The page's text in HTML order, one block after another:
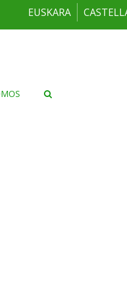
EUSKARA